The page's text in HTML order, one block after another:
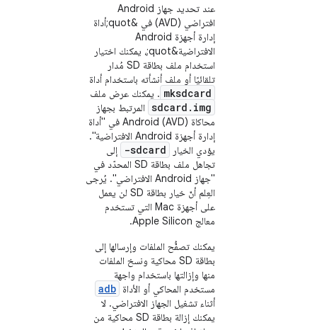
عند تحديد جهاز Android
افتراضي (AVD) في &quot;أداة
إدارة أجهزة Android
الافتراضية&quot;، يمكنك اختيار
استخدام ملف بطاقة SD مُدار
تلقائيًا أو ملف أنشأته باستخدام أداة
mksdcard . يمكنك عرض ملف
sdcard.img المرتبط بجهاز
محاكاة Android (AVD) في "أداة
إدارة أجهزة Android الافتراضية".
يؤدي الخيار
-sdcard
إلى
تجاهل ملف بطاقة SD المحدّد في
"جهاز Android الافتراضي". يُرجى
العِلم أنّ خيار بطاقة SD لن يعمل
على أجهزة Mac التي تستخدم
معالج Apple Silicon.
يمكنك تصفُّح الملفات وإرسالها إلى
بطاقة SD محاكية ونسخ الملفات
منها وإزالتها باستخدام واجهة
مستخدم المحاكي أو الأداة adb
أثناء تشغيل الجهاز الافتراضي. لا
يمكنك إزالة بطاقة SD محاكية من